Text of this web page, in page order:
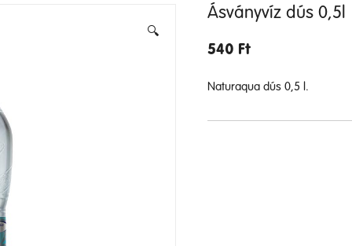
🔍
Ásványvíz dús 0,5l
540 Ft
Naturaqua dús 0,5 l.